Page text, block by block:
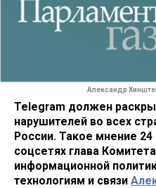
Александр
Telegram должен
нарушителей во всех
России. Такое мнение
соцсетях глава
информационной
технологиям и связи